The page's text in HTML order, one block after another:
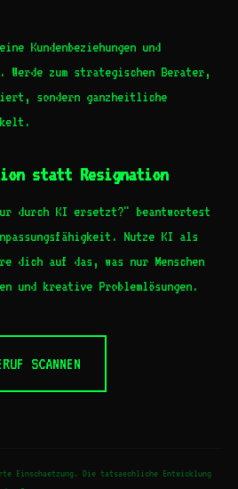
Kundenbeziehungen und
Werde zum strategischen Berater,
sondern ganzheitliche
statt Resignation
durch KI ersetzt?" beantwortest
Nutze KI als
dich auf das, was nur Menschen
und kreative Problemlösungen.
SCANNEN
Einschaetzung. Die tatsaechliche Entwicklung